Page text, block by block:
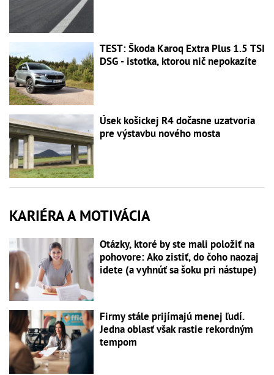
TEST: Škoda Karoq Extra Plus 1.5 TSI
DSG - istotka, ktorou nič nepokazíte
Úsek košickej R4 dočasne uzatvoria
pre výstavbu nového mosta
KARIÉRA A MOTIVÁCIA
Otázky, ktoré by ste mali položiť na
pohovore: Ako zistiť, do čoho naozaj
idete (a vyhnúť sa šoku pri nástupe)
Firmy stále prijímajú menej ľudí.
Jedna oblasť však rastie rekordným
tempom